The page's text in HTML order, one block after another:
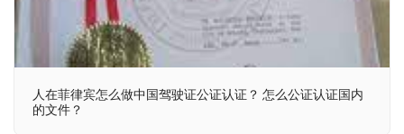
人在菲律宾怎么做中国驾驶证公证认证？ 怎么公证认证国内
的文件？